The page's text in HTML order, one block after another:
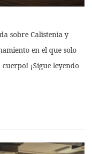
sobre Calistenia y
en el que solo
¡Sigue leyendo